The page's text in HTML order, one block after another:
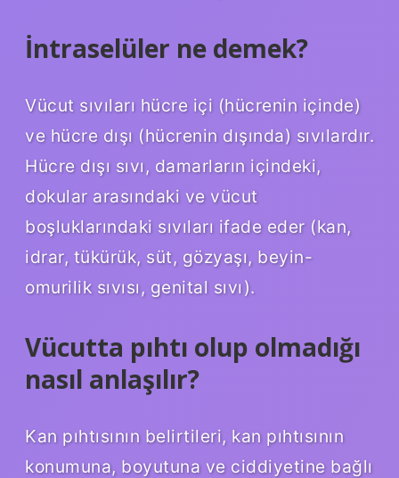
İntraselüler ne demek?
Vücut sıvıları hücre içi (hücrenin içinde)
ve hücre dışı (hücrenin dışında) sıvılardır.
Hücre dışı sıvı, damarların içindeki,
dokular arasındaki ve vücut
boşluklarındaki sıvıları ifade eder (kan,
idrar, tükürük, süt, gözyaşı, beyin-
omurilik sıvısı, genital sıvı).
Vücutta pıhtı olup olmadığı
nasıl anlaşılır?
Kan pıhtısının belirtileri, kan pıhtısının
konumuna, boyutuna ve ciddiyetine bağlı